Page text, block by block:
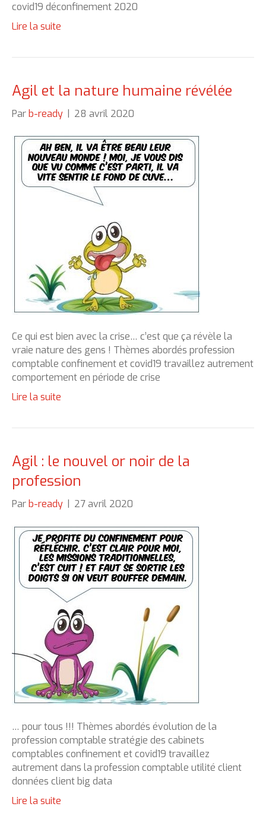
covid19 déconfinement 2020
Lire la suite
Agil et la nature humaine révélée
Par b-ready 28 avril 2020
Ce qui est bien avec la crise… c’est que ça révèle la
vraie nature des gens ! Thèmes abordés profession
comptable confinement et covid19 travaillez autrement
comportement en période de crise
Lire la suite
Agil : le nouvel or noir de la
profession
Par b-ready 27 avril 2020
… pour tous !!! Thèmes abordés évolution de la
profession comptable stratégie des cabinets
comptables confinement et covid19 travaillez
autrement dans la profession comptable utilité client
données client big data
Lire la suite